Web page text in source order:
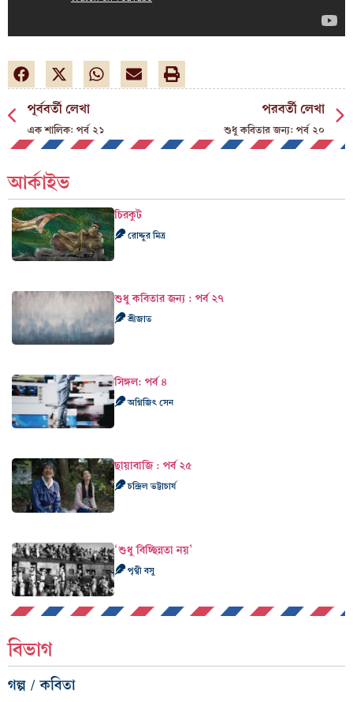
পূর্ববর্তী লেখা
এক শালিক: পর্ব ২১
পরবর্তী লেখা
শুধু কবিতার জন্য: পর্ব ২০
আর্কাইভ
চিরকুট
রোদ্দুর মিত্র
শুধু কবিতার জন্য : পর্ব ২৭
শ্রীজাত
সিঙ্গল: পর্ব ৪
অগ্নিজিৎ সেন
ছায়াবাজি : পর্ব ২৫
চন্দ্রিল ভট্টাচার্য
‘শুধু বিচ্ছিন্নতা নয়’
পৃথ্বী বসু
বিভাগ
গল্প / কবিতা